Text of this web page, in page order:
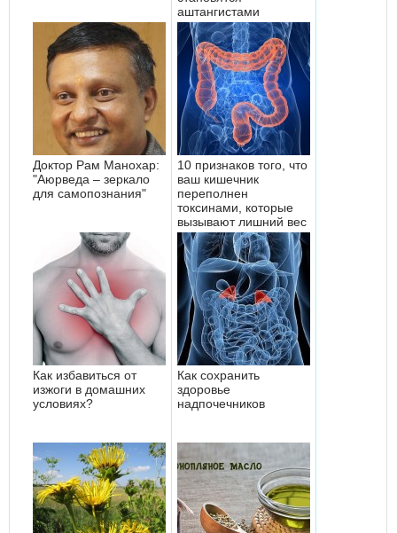
аштангистами
Доктор Рам Манохар:
"Аюрведа – зеркало
для самопознания"
10 признаков того, что
ваш кишечник
переполнен
токсинами, которые
вызывают лишний вес
Как избавиться от
изжоги в домашних
условиях?
Как сохранить
здоровье
надпочечников